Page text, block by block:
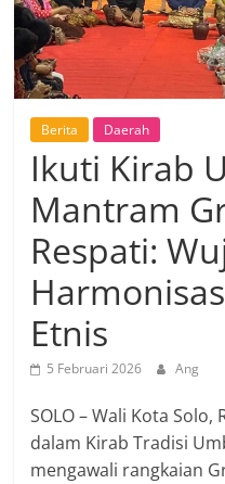
Berita Daerah
Ikuti Kirab
Mantram
Respati:
Etnis
5 Februari 2026 Ang
SOLO – Wali Kota
dalam Kirab Tradisi
mengawali rangkaian